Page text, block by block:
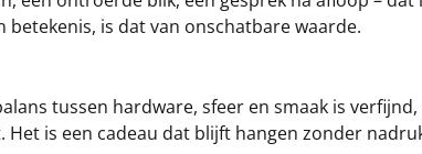
is dat van onschatbare waarde.
tussen hardware, sfeer en smaak is
is een cadeau dat blijft hangen zonder